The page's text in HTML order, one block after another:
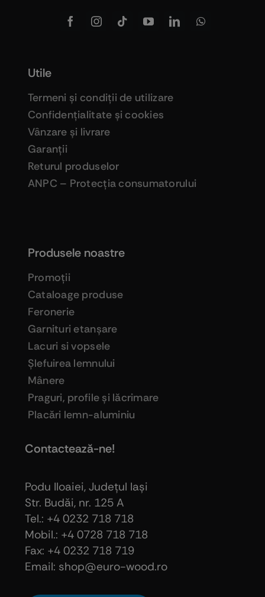
Produsele noastre
Promoţii
Cataloage produse
Feronerie
Garnituri etanşare
Lacuri si vopsele
Şlefuirea lemnului
Mânere
Praguri, profile şi lăcrimare
Placări lemn-aluminiu
Utile
Termeni şi condiţii de utilizare
Confidenţialitate şi cookies
Vânzare şi livrare
Garanţii
Returul produselor
ANPC – Protecţia consumatorului
Contactează-ne!
Podu Iloaiei, Judeţul Iaşi
Str. Budăi, nr. 125 A
Tel.: +4 0232 718 718
Mobil.: +4 0728 718 718
Fax: +4 0232 718 719
Email: shop@euro-wood.ro